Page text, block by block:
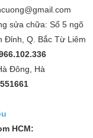
sửa chữa: Số 5 ngõ
Đỉnh, Q. Bắc Từ Liêm
Đông, Hà
HCM: